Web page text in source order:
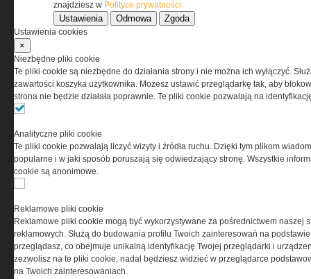
Korzystanie z portalu jest równoznaczne
przez Grupa MEDIUM Spółka z ograniczoną
odpowiedzialnością Spółka komandytowa, nr KRS:
0000537655, NIP 1132860378, REGON 146393437
(zwana dalej Grupa MEDIUM) w postaci Regulaminu.
Ta witryna wykorzystuje pliki cookies do przechowywania
informacji na Twoim komputerze. Pliki cookies stosujemy
w celu świadczenia usług na najwyższym poziomie,
w tym w sposób dostosowany do indywidualnych potrzeb.
znajdziesz w Polityce prywatności
Ustawienia Odmowa Zgoda
Ustawienia cookies
×
Niezbędne pliki cookie
Te pliki cookie są niezbędne do działania strony i nie można ich wyłączyć.
zawartości koszyka użytkownika. Możesz ustawić przeglądarkę tak, aby
strona nie będzie działała poprawnie. Te pliki cookie pozwalają na
Analityczne pliki cookie
Te pliki cookie pozwalają liczyć wizyty i źródła ruchu. Dzięki tym plikom
popularne i w jaki sposób poruszają się odwiedzający stronę. Wszystkie
cookie są anonimowe.
Reklamowe pliki cookie
Reklamowe pliki cookie mogą być wykorzystywane za pośrednictwem naszej
reklamowych. Służą do budowania profilu Twoich zainteresowań na
przeglądasz, co obejmuje unikalną identyfikację Twojej przeglądarki i
zezwolisz na te pliki cookie, nadal będziesz widzieć w przeglądarce
na Twoich zainteresowaniach.